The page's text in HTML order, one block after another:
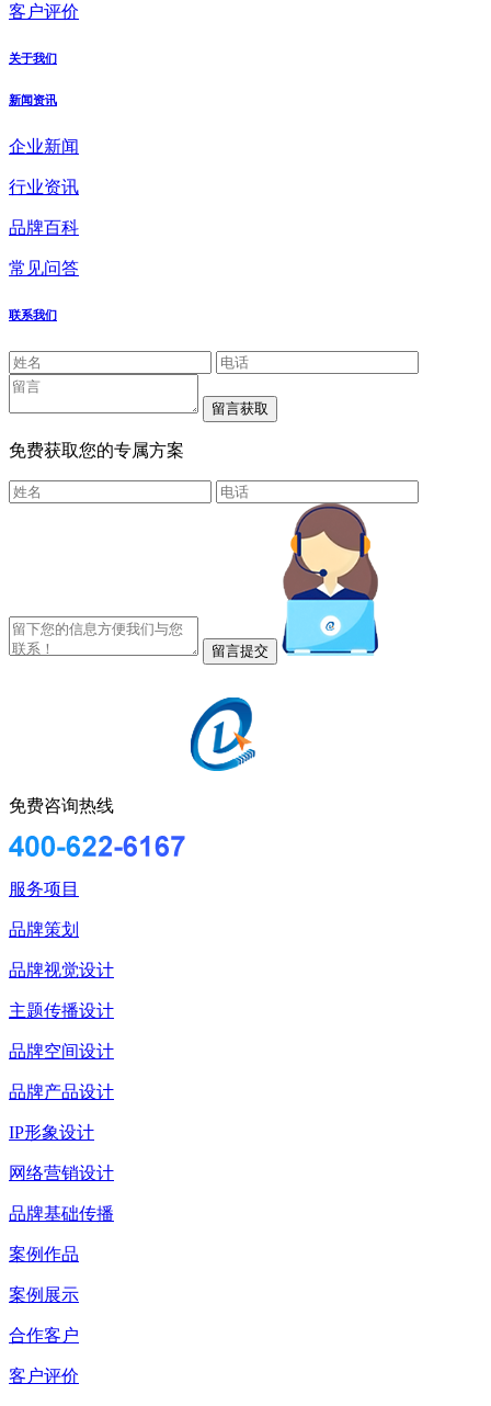
客户评价
关于我们
新闻资讯
企业新闻
行业资讯
品牌百科
常见问答
联系我们
免费获取您的专属方案
免费咨询热线
服务项目
品牌策划
品牌视觉设计
主题传播设计
品牌空间设计
品牌产品设计
IP形象设计
网络营销设计
品牌基础传播
案例作品
案例展示
合作客户
客户评价